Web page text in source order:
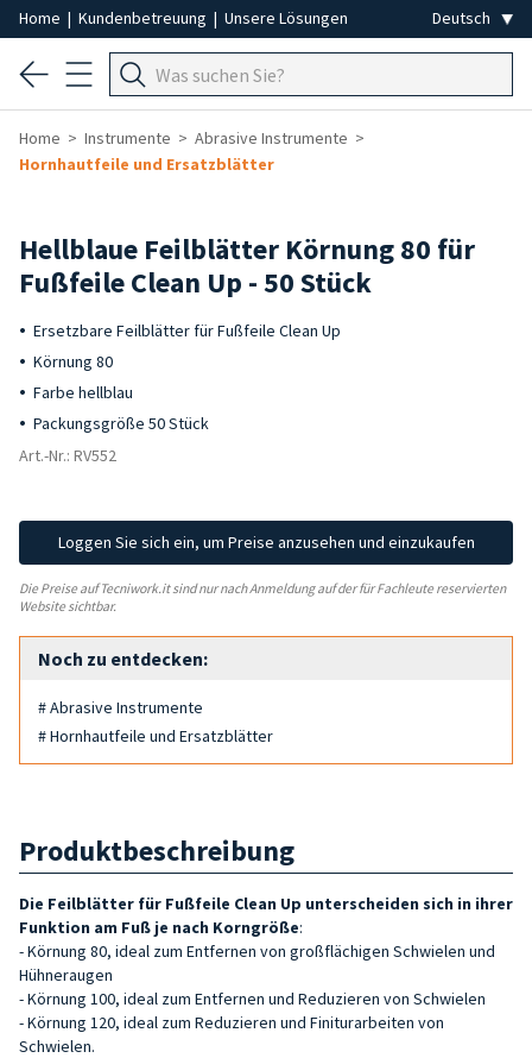
Home | Kundenbetreuung | Unsere Lösungen
Home Instrumente
Abrasive Instrumente
Hornhautfeile und Ersatzblätter
Hellblaue Feilblätter Körnung 80 für
Fußfeile Clean Up - 50 Stück
Ersetzbare Feilblätter für Fußfeile Clean Up
Körnung 80
Farbe hellblau
Packungsgröße 50 Stück
Art.-Nr.: RV552
Loggen Sie sich ein, um Preise anzusehen und einzukaufen
Die Preise auf Tecniwork.it sind nur nach Anmeldung auf der für Fachleute reservierten
Website sichtbar.
Noch zu entdecken:
# Abrasive Instrumente
# Hornhautfeile und Ersatzblätter
Produktbeschreibung
Die Feilblätter für Fußfeile Clean Up unterscheiden sich in ihrer
Funktion am Fuß je nach Korngröße:
- Körnung 80, ideal zum Entfernen von großflächigen Schwielen und
Hühneraugen
- Körnung 100, ideal zum Entfernen und Reduzieren von Schwielen
- Körnung 120, ideal zum Reduzieren und Finiturarbeiten von
Schwielen.